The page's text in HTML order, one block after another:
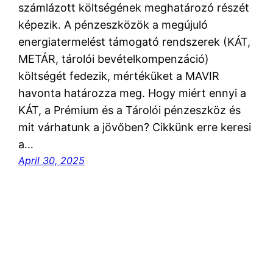
számlázott költségének meghatározó részét
képezik. A pénzeszközök a megújuló
energiatermelést támogató rendszerek (KÁT,
METÁR, tárolói bevételkompenzáció)
költségét fedezik, mértéküket a MAVIR
havonta határozza meg. Hogy miért ennyi a
KÁT, a Prémium és a Tárolói pénzeszköz és
mit várhatunk a jövőben? Cikkünk erre keresi
a…
April 30, 2025